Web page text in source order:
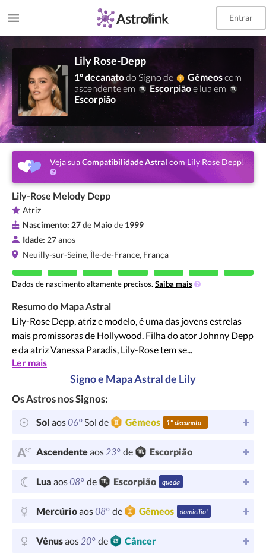
Entrar
Lily Rose-Depp
1º decanatodo Signo de Gêmeoscom
ascendente em
Escorpiãoe lua em
Escorpião
Veja suaCompatibilidade Astral com Lily Rose Depp!
Lily-Rose Melody Depp
Atriz
Nascimento: 27de Maiode 1999
Idade: 27 anos
Neuilly-sur-Seine, Île-de-France, França
Dados de nascimento altamente precisos. Saiba mais
Resumo do Mapa Astral
Lily-Rose Depp, atriz e modelo, é uma das jovens estrelas
mais promissoras de Hollywood. Filha do ator Johnny Depp
e da atriz Vanessa Paradis, Lily-Rose tem se...
Ler mais
Signo e Mapa Astral de Lily
Os Astros nos Signos:
Sol aos06°Sol de Gêmeos 1º decanato
Ascendenteaos23° de Escorpião
Lua aos08° de Escorpião queda
Mercúrioaos08° de Gêmeos domicílio!
Vênusaos20° de Câncer